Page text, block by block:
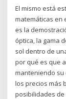
El mismo está
matemáticas en
es la
óptica, la gama
sol dentro de
por qué es que
manteniendo su
los precios más
posibilidades de